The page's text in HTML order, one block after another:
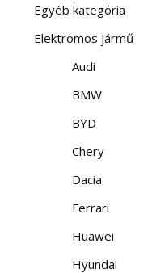
Egyéb kategória
Elektromos jármű
Audi
BMW
BYD
Chery
Dacia
Ferrari
Huawei
Hyundai